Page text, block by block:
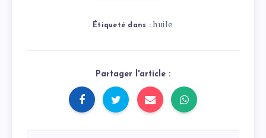
Étiqueté dans : huile
Partager l'article :